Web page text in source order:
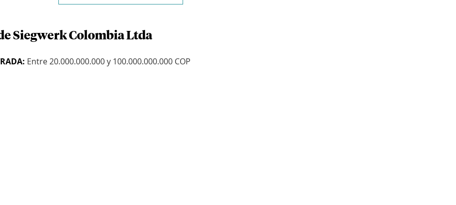
Siegwerk Colombia Ltda
Entre 20.000.000.000 y 100.000.000.000 COP